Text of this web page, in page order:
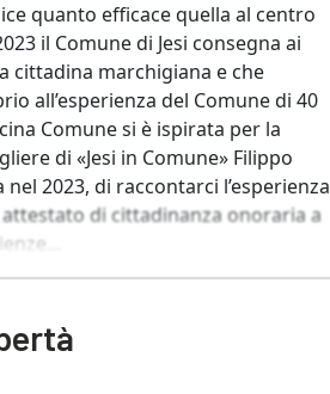
quanto efficace quella al centro
il Comune di Jesi consegna ai
cittadina marchigiana e che
all’esperienza del Comune di 40
Comune si è ispirata per la
di «Jesi in Comune» Filippo
2023, di raccontarci l’esperienza
attestato di cittadinanza onoraria a